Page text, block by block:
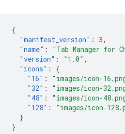
{
"manifest_version" : 3,
"name" : "Tab Manager for
"version" : "1.0" ,
"icons" :
{
"16" : "images/icon-
"32" : "images/icon-
"48" : "images/icon-
"128" :
"images/icon-
}
}